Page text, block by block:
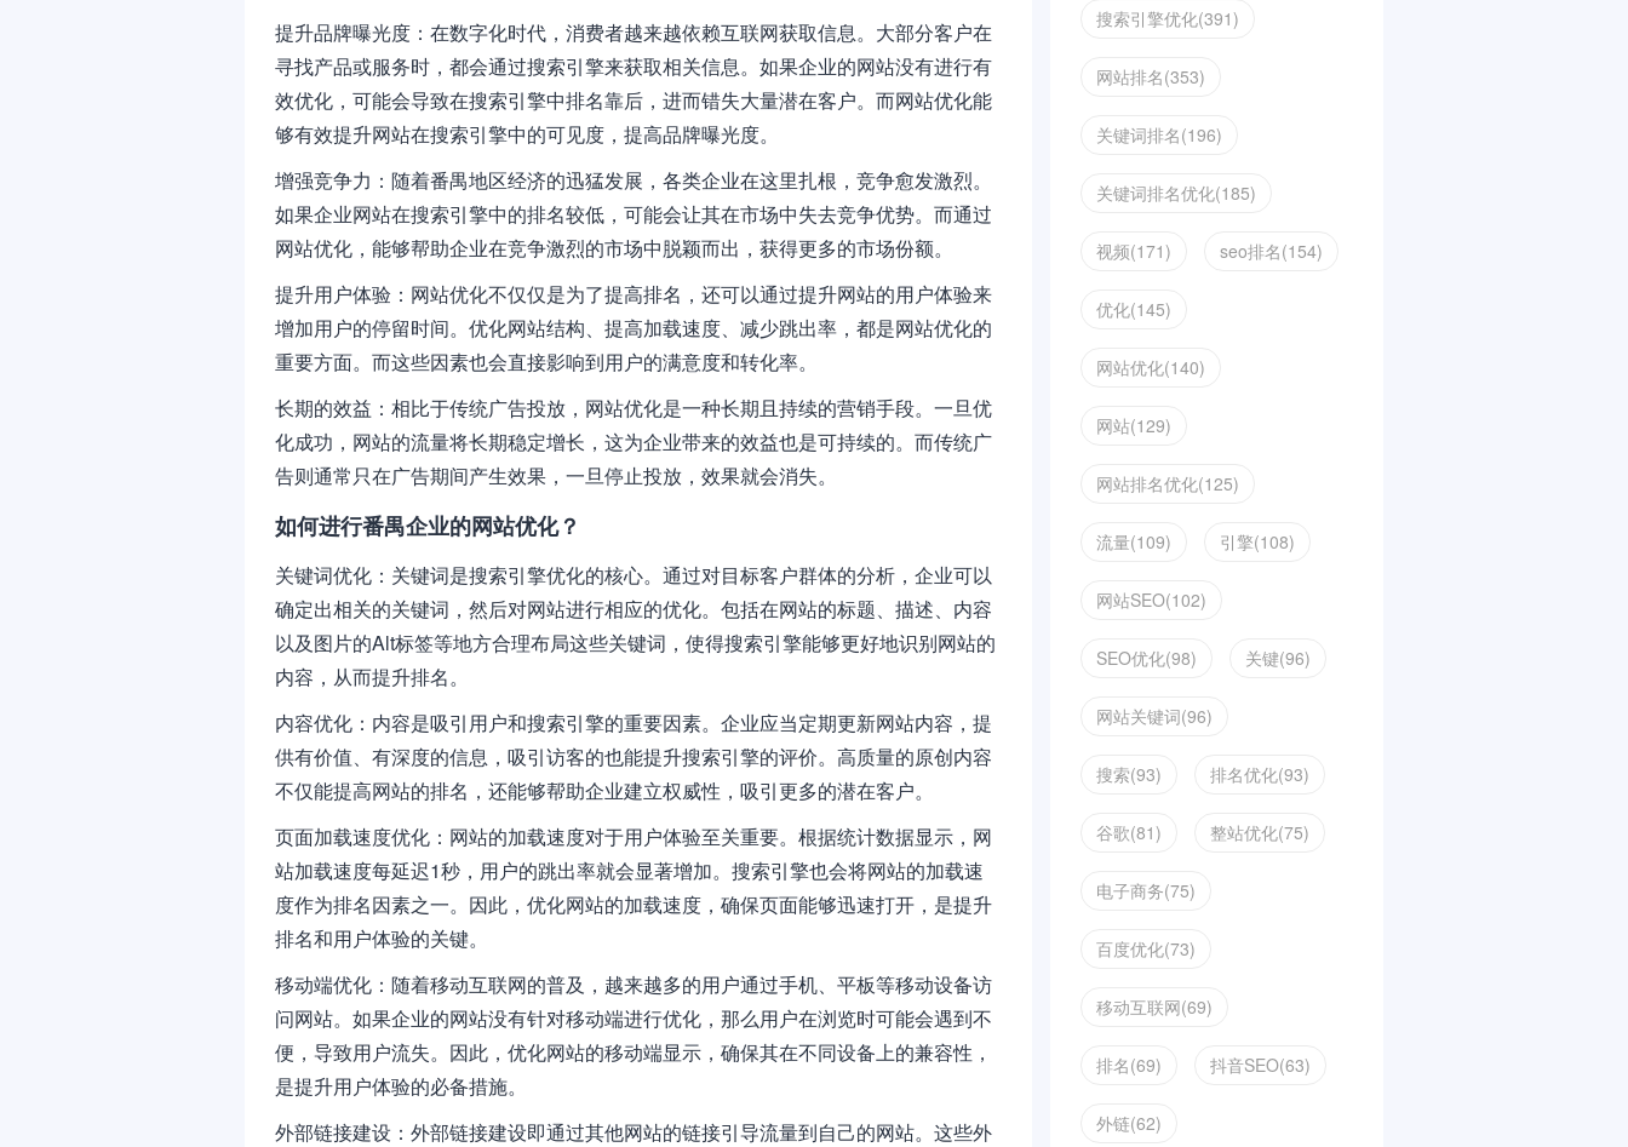
提升品牌曝光度：在数字化时代，消费者越来越依赖互联网获取信息。大部分客户在
寻找产品或服务时，都会通过搜索引擎来获取相关信息。如果企业的网站没有进行有
效优化，可能会导致在搜索引擎中排名靠后，进而错失大量潜在客户。而网站优化能
够有效提升网站在搜索引擎中的可见度，提高品牌曝光度。
增强竞争力：随着番禺地区经济的迅猛发展，各类企业在这里扎根，竞争愈发激烈。
如果企业网站在搜索引擎中的排名较低，可能会让其在市场中失去竞争优势。而通过
网站优化，能够帮助企业在竞争激烈的市场中脱颖而出，获得更多的市场份额。
提升用户体验：网站优化不仅仅是为了提高排名，还可以通过提升网站的用户体验来
增加用户的停留时间。优化网站结构、提高加载速度、减少跳出率，都是网站优化的
重要方面。而这些因素也会直接影响到用户的满意度和转化率。
长期的效益：相比于传统广告投放，网站优化是一种长期且持续的营销手段。一旦优
化成功，网站的流量将长期稳定增长，这为企业带来的效益也是可持续的。而传统广
告则通常只在广告期间产生效果，一旦停止投放，效果就会消失。
如何进行番禺企业的网站优化？
关键词优化：关键词是搜索引擎优化的核心。通过对目标客户群体的分析，企业可以
确定出相关的关键词，然后对网站进行相应的优化。包括在网站的标题、描述、内容
以及图片的Alt标签等地方合理布局这些关键词，使得搜索引擎能够更好地识别网站的
内容，从而提升排名。
内容优化：内容是吸引用户和搜索引擎的重要因素。企业应当定期更新网站内容，提
供有价值、有深度的信息，吸引访客的也能提升搜索引擎的评价。高质量的原创内容
不仅能提高网站的排名，还能够帮助企业建立权威性，吸引更多的潜在客户。
页面加载速度优化：网站的加载速度对于用户体验至关重要。根据统计数据显示，网
站加载速度每延迟1秒，用户的跳出率就会显著增加。搜索引擎也会将网站的加载速
度作为排名因素之一。因此，优化网站的加载速度，确保页面能够迅速打开，是提升
排名和用户体验的关键。
移动端优化：随着移动互联网的普及，越来越多的用户通过手机、平板等移动设备访
问网站。如果企业的网站没有针对移动端进行优化，那么用户在浏览时可能会遇到不
便，导致用户流失。因此，优化网站的移动端显示，确保其在不同设备上的兼容性，
是提升用户体验的必备措施。
外部链接建设：外部链接建设即通过其他网站的链接引导流量到自己的网站。这些外
搜索引擎优化(391)
网站排名(353)
关键词排名(196)
关键词排名优化(185)
视频(171) seo排名(154)
优化(145)
网站优化(140)
网站(129)
网站排名优化(125)
流量(109) 引擎(108)
网站SEO(102)
SEO优化(98) 关键(96)
网站关键词(96)
搜索(93) 排名优化(93)
谷歌(81) 整站优化(75)
电子商务(75)
百度优化(73)
移动互联网(69)
排名(69) 抖音SEO(63)
外链(62)